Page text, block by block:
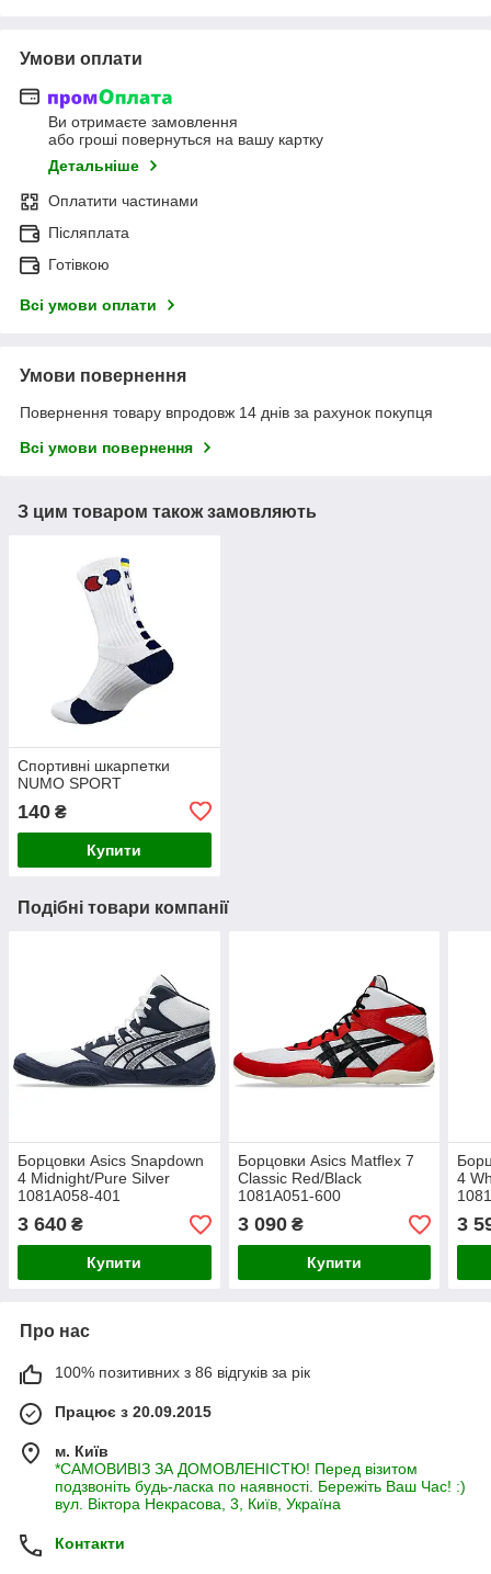
Умови оплати
Ви отримаєте замовлення
або гроші повернуться на вашу картку
Детальніше
Оплатити частинами
Післяплата
Готівкою
Всі умови оплати
Умови повернення
Повернення товару впродовж 14 днів за рахунок покупця
Всі умови повернення
З цим товаром також замовляють
Спортивні шкарпетки
NUMO SPORT
140 ₴
Купити
Подібні товари компанії
Борцовки Asics Snapdown
4 Midnight/Pure Silver
1081A058-401
3 640 ₴
Купити
Борцовки Asics Matflex 7
Classic Red/Black
1081A051-600
3 090₴
Купити
4
3
Про нас
100% позитивних з 86 відгуків за рік
Працює з 20.09.2015
м. Київ
*САМОВИВІЗ ЗА ДОМОВЛЕНІСТЮ! Перед візитом
подзвоніть будь-ласка по наявності. Бережіть Ваш Час! :)
вул. Віктора Некрасова, 3, Київ, Україна
Контакти